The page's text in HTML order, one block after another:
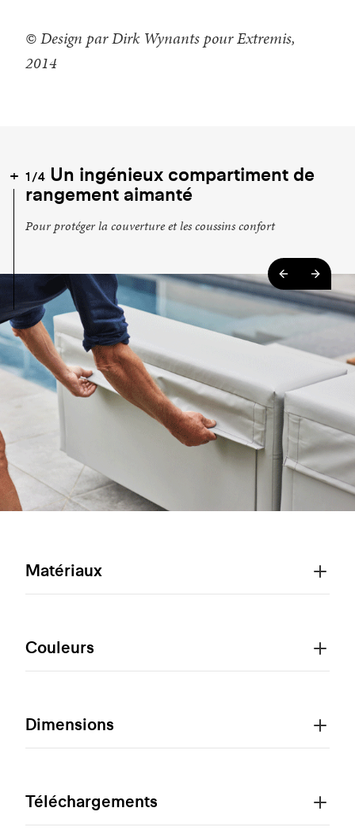
© Design par Dirk Wynants pour Extremis,
2014
1/4 Un ingénieux compartiment de
rangement aimanté
Pour protéger la couverture et les coussins confort
Matériaux
Couleurs
Dimensions
Téléchargements